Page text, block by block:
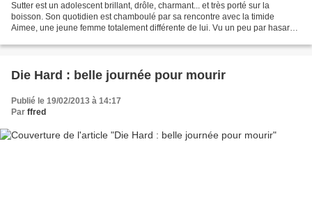
Sutter est un adolescent brillant, drôle, charmant... et très porté sur la
boisson. Son quotidien est chamboulé par sa rencontre avec la timide
Aimee, une jeune femme totalement différente de lui. Vu un peu par hasard.
Die Hard : belle journée pour mourir
Publié le 19/02/2013 à 14:17
Par ffred